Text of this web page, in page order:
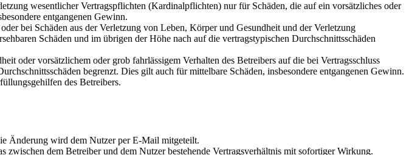
wesentlicher Vertragspflichten (Kardinalpflichten) nur für Schäden, die auf ein vorsätzliches oder
entgangenen Gewinn.
bei Schäden aus der Verletzung von Leben, Körper und Gesundheit und der Verletzung
Schäden und im übrigen der Höhe nach auf die vertragstypischen Durchschnittsschäden
oder vorsätzlichem oder grob fahrlässigem Verhalten des Betreibers auf die bei Vertragsschluss
begrenzt. Dies gilt auch für mittelbare Schäden, insbesondere entgangenen Gewinn.
des Betreibers.
Änderung wird dem Nutzer per E-Mail mitgeteilt.
dem Betreiber und dem Nutzer bestehende Vertragsverhältnis mit sofortiger Wirkung.